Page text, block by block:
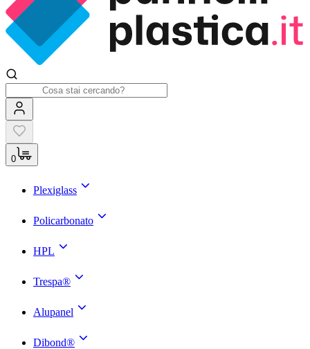
0
Plexiglass
Policarbonato
HPL
Trespa®
Alupanel
Dibond®